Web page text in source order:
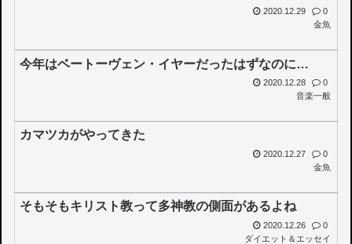
2020.12.29
0
金魚
今年はベートーヴェン・イヤーだったはずなのに…
2020.12.28
0
音楽一般
カマツカがやってきた
2020.12.27
0
金魚
そもそもキリスト教って多神教の側面があるよね
2020.12.26
0
ダイエット＆エッセイ